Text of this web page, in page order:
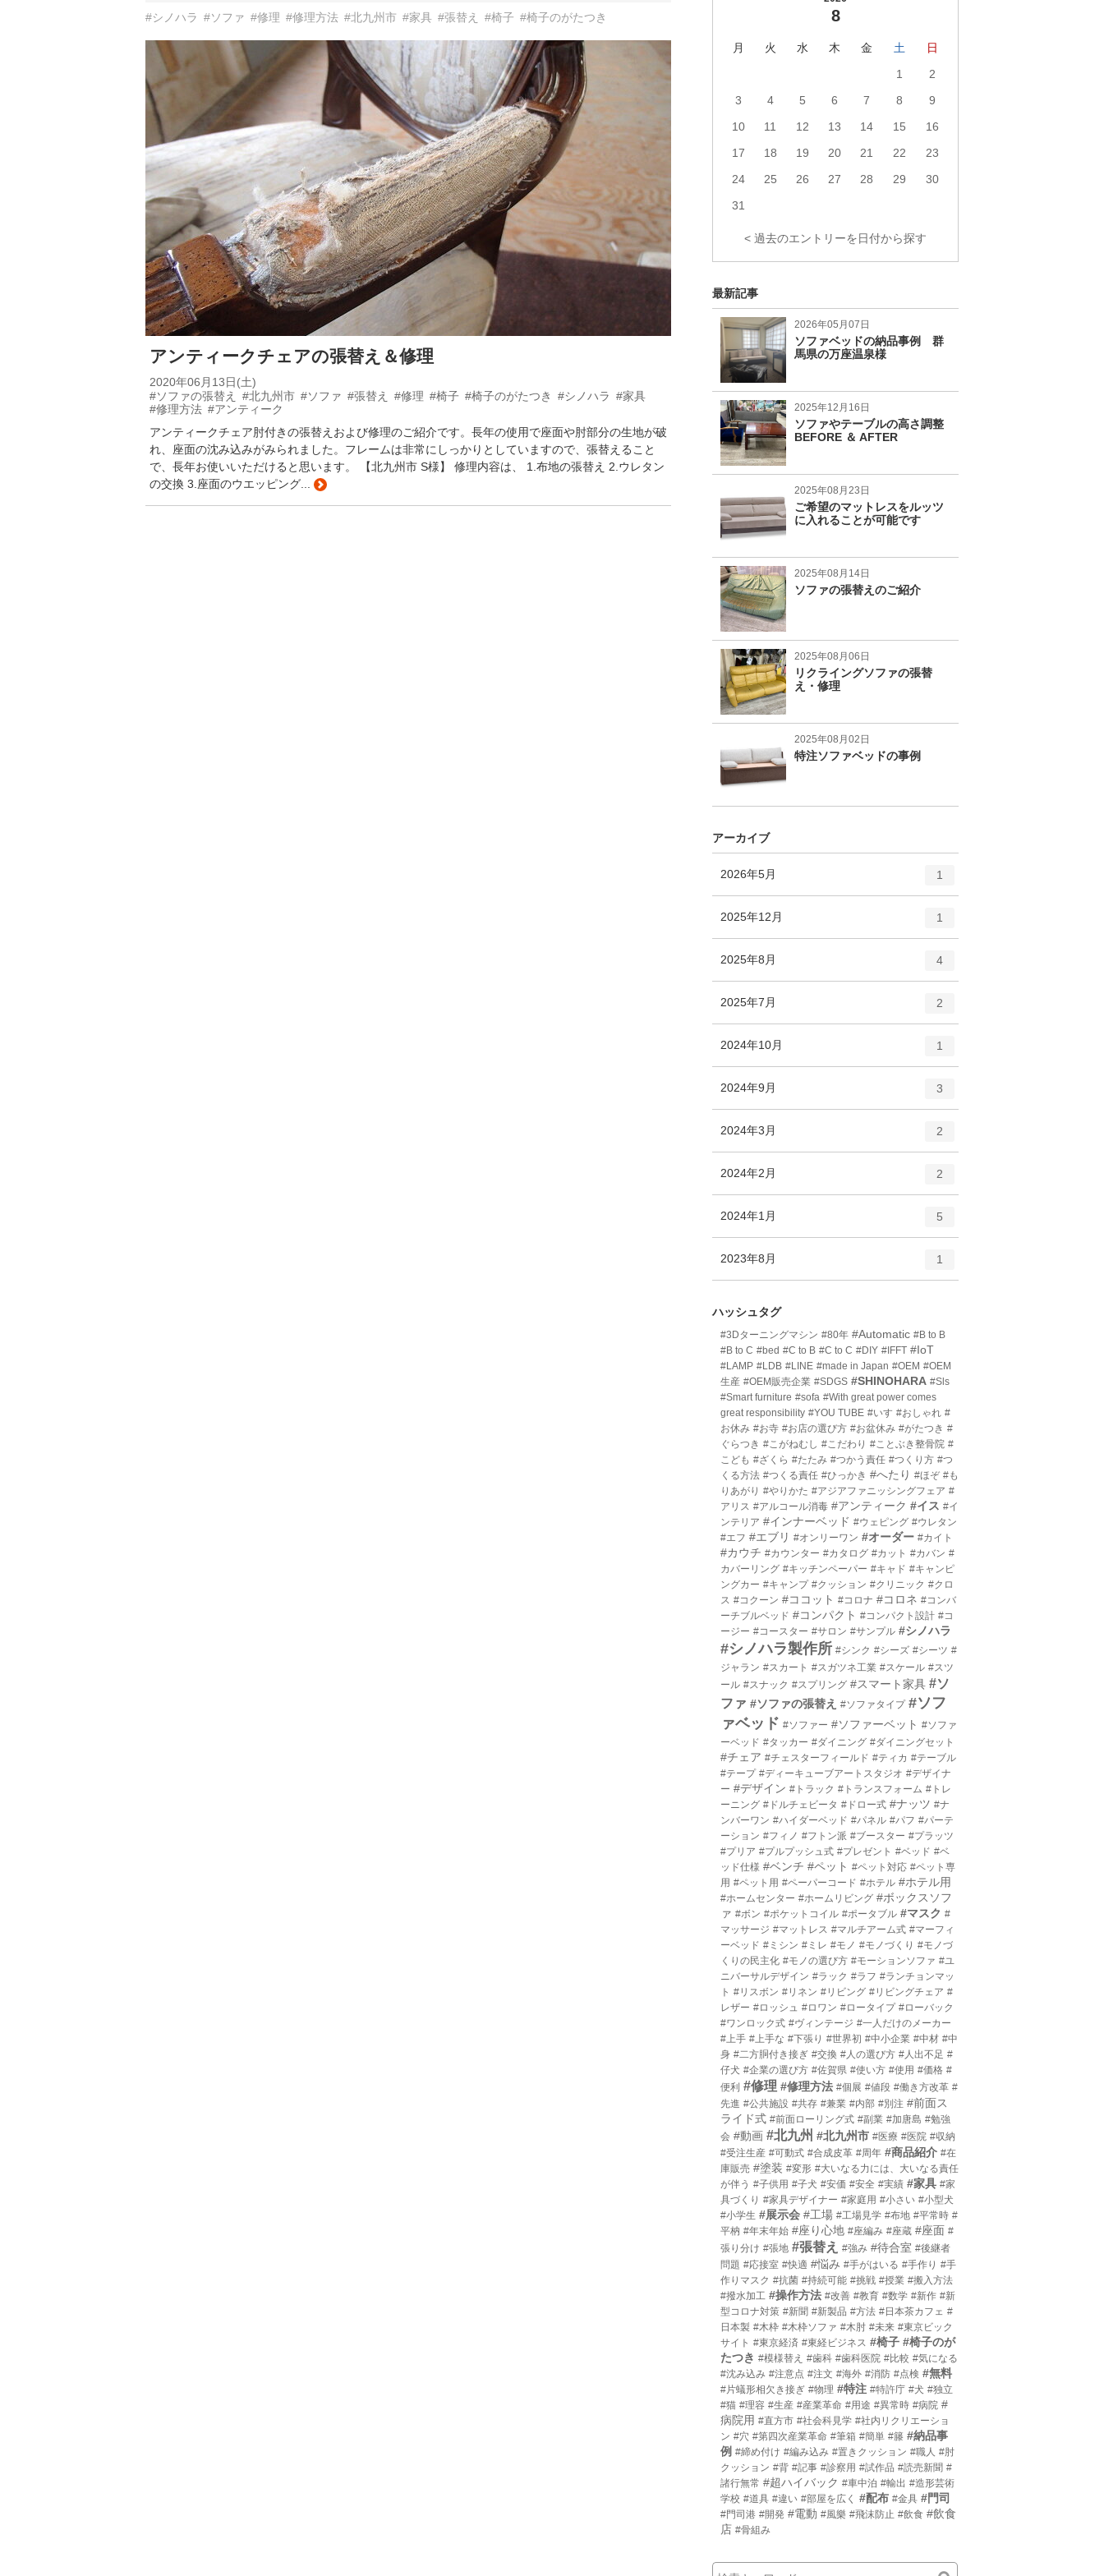
#シノハラ #ソファ #修理 #修理方法 #北九州市 #家具 #張替え #椅子 #椅子のがたつき
アンティークチェアの張替え＆修理
2020年06月13日(土)
#ソファの張替え
#北九州市 #ソファ #張替え #修理 #椅子 #椅子のがたつき #シノハラ #家具
#修理方法 #アンティーク
アンティークチェア肘付きの張替えおよび修理のご紹介です。長年の使用で座面や肘部分の生地が破
れ、座面の沈み込みがみられました。フレームは非常にしっかりとしていますので、張替えること
で、長年お使いいただけると思います。 【北九州市 S様】 修理内容は、 1.布地の張替え 2.ウレタン
の交換 3.座面のウエッピング...
8
月 火 水 木 金 土
日
1
2
3
4 5 6 7 8
9
10
11 12 13 14 15
16
17
18 19 20 21 22
23
24
25 26 27 28 29
30
31
< 過去のエントリーを日付から探す
最新記事
2026年05月07日
ソファベッドの納品事例 群
馬県の万座温泉様
2025年12月16日
ソファやテーブルの高さ調整
BEFORE ＆ AFTER
2025年08月23日
ご希望のマットレスをルッツ
に入れることが可能です
2025年08月14日
ソファの張替えのご紹介
2025年08月06日
リクライングソファの張替
え・修理
2025年08月02日
特注ソファベッドの事例
アーカイブ
2026年5月
リ
ー
1
2025年12月
ー
1
2025年8月
ー
数
4
2025年7月
リ
ー
2
2024年10月
ー
1
2024年9月
ー
3
2024年3月
ー
2
2024年2月
ー
2
2024年1月
ー
5
2023年8月
リ
数
1
ハッシュタグ
#3Dターニングマシン #80年 #Automatic #B to B
#B to C #bed #C to B #C to C #DIY #IFFT #IoT
#LAMP #LDB #LINE #made in Japan #OEM #OEM
生産 #OEM販売企業 #SDGS #SHINOHARA #Sls
#Smart furniture #sofa #With great power comes
great responsibility #YOU TUBE #いす #おしゃれ #
お休み #お寺 #お店の選び方 #お盆休み #がたつき #
ぐらつき #こがねむし #こだわり #ことぶき整骨院 #
こども #ざくら #たたみ #つかう責任 #つくり方 #つ
くる方法 #つくる責任 #ひっかき #へたり #ほぞ #も
りあがり #やりかた #アジアファニッシングフェア #
アリス #アルコール消毒 #アンティーク #イス #イ
ンテリア #インナーベッド #ウェピング #ウレタン
#エフ #エブリ #オンリーワン #オーダー #カイト
#カウチ #カウンター #カタログ #カット #カバン #
カバーリング #キッチンペーパー #キャド #キャンピ
ングカー #キャンプ #クッション #クリニック #クロ
ス #コクーン #ココット #コロナ #コロネ #コンバ
ーチブルベッド #コンパクト #コンパクト設計 #コ
ージー #コースター #サロン #サンプル #シノハラ
#シノハラ製作所 #シンク #シーズ #シーツ #
ジャラン #スカート #スガツネ工業 #スケール #スツ
ール #スナック #スプリング #スマート家具 #ソ
ファ #ソファの張替え #ソファタイプ #ソフ
ァベッド #ソファー #ソファーベット #ソファ
ーベッド #タッカー #ダイニング #ダイニングセット
#チェア #チェスターフィールド #ティカ #テーブル
#テープ #ディーキューブアートスタジオ #デザイナ
ー #デザイン #トラック #トランスフォーム #トレ
ーニング #ドルチェビータ #ドロー式 #ナッツ #ナ
ンバーワン #ハイダーベッド #パネル #パフ #パーテ
ーション #フィノ #フトン派 #ブースター #プラッツ
#プリア #プルプッシュ式 #プレゼント #ベッド #ベ
ッド仕様 #ベンチ #ペット #ペット対応 #ペット専
用 #ペット用 #ペーパーコード #ホテル #ホテル用
#ホームセンター #ホームリビング #ボックスソフ
ァ #ボン #ポケットコイル #ポータブル #マスク #
マッサージ #マットレス #マルチアーム式 #マーフィ
ーベッド #ミシン #ミレ #モノ #モノづくり #モノづ
くりの民主化 #モノの選び方 #モーションソファ #ユ
ニバーサルデザイン #ラック #ラフ #ランチョンマッ
ト #リスボン #リネン #リビング #リビングチェア #
レザー #ロッシュ #ロワン #ロータイプ #ローバック
#ワンロック式 #ヴィンテージ #一人だけのメーカー
#上手 #上手な #下張り #世界初 #中小企業 #中材 #中
身 #二方胴付き接ぎ #交換 #人の選び方 #人出不足 #
仔犬 #企業の選び方 #佐賀県 #使い方 #使用 #価格 #
便利 #修理 #修理方法 #個展 #値段 #働き方改革 #
先進 #公共施設 #共存 #兼業 #内部 #別注 #前面ス
ライド式 #前面ローリング式 #副業 #加唐島 #勉強
会 #動画 #北九州 #北九州市 #医療 #医院 #収納
#受注生産 #可動式 #合成皮革 #周年 #商品紹介 #在
庫販売 #塗装 #変形 #大いなる力には、大いなる責任
が伴う #子供用 #子犬 #安価 #安全 #実績 #家具 #家
具づくり #家具デザイナー #家庭用 #小さい #小型犬
#小学生 #展示会 #工場 #工場見学 #布地 #平常時 #
平枘 #年末年始 #座り心地 #座編み #座蔵 #座面 #
張り分け #張地 #張替え #強み #待合室 #後継者
問題 #応接室 #快適 #悩み #手がはいる #手作り #手
作りマスク #抗菌 #持続可能 #挑戦 #授業 #搬入方法
#撥水加工 #操作方法 #改善 #教育 #数学 #新作 #新
型コロナ対策 #新聞 #新製品 #方法 #日本茶カフェ #
日本製 #木枠 #木枠ソファ #木肘 #未来 #東京ビック
サイト #東京経済 #東経ビジネス #椅子 #椅子のが
たつき #模様替え #歯科 #歯科医院 #比較 #気になる
#沈み込み #注意点 #注文 #海外 #消防 #点検 #無料
#片蟻形相欠き接ぎ #物理 #特注 #特許庁 #犬 #独立
#猫 #理容 #生産 #産業革命 #用途 #異常時 #病院 #
病院用 #直方市 #社会科見学 #社内リクリエーショ
ン #穴 #第四次産業革命 #筆箱 #簡単 #籐 #納品事
例 #締め付け #編み込み #置きクッション #職人 #肘
クッション #背 #記事 #診察用 #試作品 #読売新聞 #
諸行無常 #超ハイバック #車中泊 #輸出 #造形芸術
学校 #道具 #違い #部屋を広く #配布 #金具 #門司
#門司港 #開発 #電動 #風樂 #飛沫防止 #飲食 #飲食
店 #骨組み